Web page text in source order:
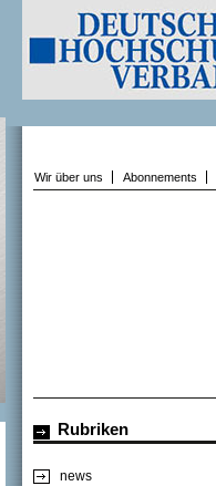
Wir über uns Abonnements
Rubriken
news